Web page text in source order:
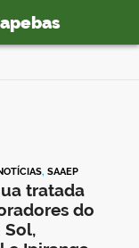
, SAAEP
tratada
do
Sol,